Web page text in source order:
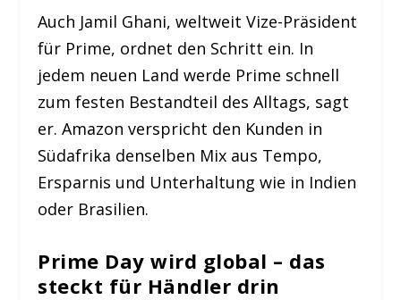
Auch Jamil Ghani, weltweit Vize-Präsident
für Prime, ordnet den Schritt ein. In
jedem neuen Land werde Prime schnell
zum festen Bestandteil des Alltags, sagt
er. Amazon verspricht den Kunden in
Südafrika denselben Mix aus Tempo,
Ersparnis und Unterhaltung wie in Indien
oder Brasilien.
Prime Day wird global – das
steckt für Händler drin